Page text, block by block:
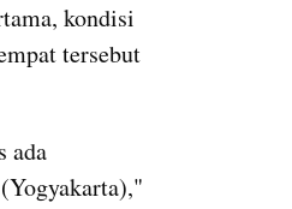
kondisi
tersebut
ada